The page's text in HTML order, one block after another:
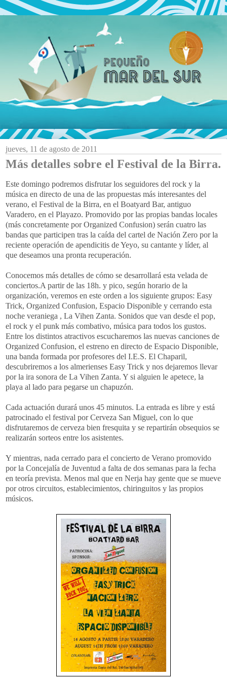
jueves, 11 de agosto de 2011
Más detalles sobre el Festival de la Birra.
Este domingo podremos disfrutar los seguidores del rock y la
música en directo de una de las propuestas más interesantes del
verano, el Festival de la Birra, en el Boatyard Bar, antiguo
Varadero, en el Playazo. Promovido por las propias bandas locales
(más concretamente por Organized Confusion) serán cuatro las
bandas que participen tras la caída del cartel de Nación Zero por la
reciente operación de apendicitis de Yeyo, su cantante y líder, al
que deseamos una pronta recuperación.
Conocemos más detalles de cómo se desarrollará esta velada de
conciertos.A partir de las 18h. y pico, según horario de la
organización, veremos en este orden a los siguiente grupos: Easy
Trick, Organized Confusion, Espacio Disponible y cerrando esta
noche veraniega , La Vihen Zanta. Sonidos que van desde el pop,
el rock y el punk más combativo, música para todos los gustos.
Entre los distintos atractivos escucharemos las nuevas canciones de
Organized Confusion, el estreno en directo de Espacio Disponible,
una banda formada por profesores del I.E.S. El Chaparil,
descubriremos a los almerienses Easy Trick y nos dejaremos llevar
por la ira sonora de La Vihen Zanta. Y si alguien le apetece, la
playa al lado para pegarse un chapuzón.
Cada actuación durará unos 45 minutos. La entrada es libre y está
patrocinado el festival por Cerveza San Miguel, con lo que
disfrutaremos de cerveza bien fresquita y se repartirán obsequios se
realizarán sorteos entre los asistentes.
Y mientras, nada cerrado para el concierto de Verano promovido
por la Concejalía de Juventud a falta de dos semanas para la fecha
en teoría prevista. Menos mal que en Nerja hay gente que se mueve
por otros circuitos, establecimientos, chiringuitos y las propios
músicos.